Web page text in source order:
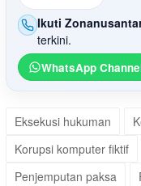
Ikuti
terkini.
WhatsApp
Eksekusi hukuman
Korupsi komputer fiktif
Penjemputan paksa